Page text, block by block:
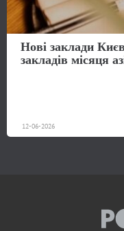
Нові заклади
закладів місяця
12-06-2026